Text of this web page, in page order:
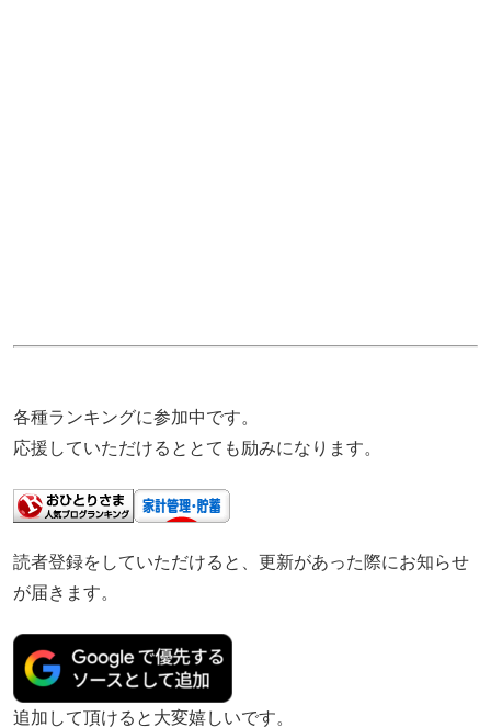
各種ランキングに参加中です。
応援していただけるととても励みになります。
読者登録をしていただけると、更新があった際にお知らせ
が届きます。
追加して頂けると大変嬉しいです。